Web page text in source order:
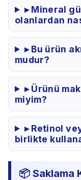
▸ Mineral
olanlardan
▸ Bu ürün
mudur?
▸ Ürünü
miyim?
▸ Retinol
birlikte
📦 Saklama